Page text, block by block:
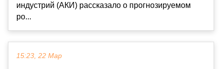
индустрий (АКИ) рассказало о прогнозируемом
ро...
15:23, 22 Мар